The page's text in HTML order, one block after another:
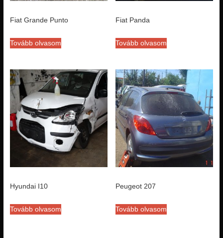
Fiat Grande Punto
Tovább olvasom
Fiat Panda
Tovább olvasom
Hyundai I10
Tovább olvasom
Peugeot 207
Tovább olvasom